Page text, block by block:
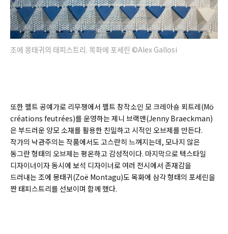
조에 몽태귀의 태피스트리. 목화에 포세린 ©Alex Gallosi
또한 펠트 공예가로 리무쟁에서 펠트 창작소인 모 크레아숑 푀트레(Mö
créations feutrées)를 운영하는 제니 브랙맨(Jenny Braeckman)
은 부드러운 양모 소재를 활용한 친밀하고 시적인 오브제를 만든다.
작가의 낙관주의는 작품에서도 고스란히 느껴지는데, 모나지 않은
동그란 형태의 오브제는 평온하고 감성적이다. 마지막으로 텍스타일
디자이너이자 동시에 보석 디자이너로 여러 전시에서 존재감을
드러내는 조에 몽태귀(Zoë Montagu)도 목화에 삼각 형태의 포세린을
짠 태피스트리를 선보이며 함께 했다.